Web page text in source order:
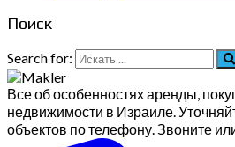
Поиск
Search for:
Все об особенностях аренды,
недвижимости в Израиле.
объектов по телефону. Звоните